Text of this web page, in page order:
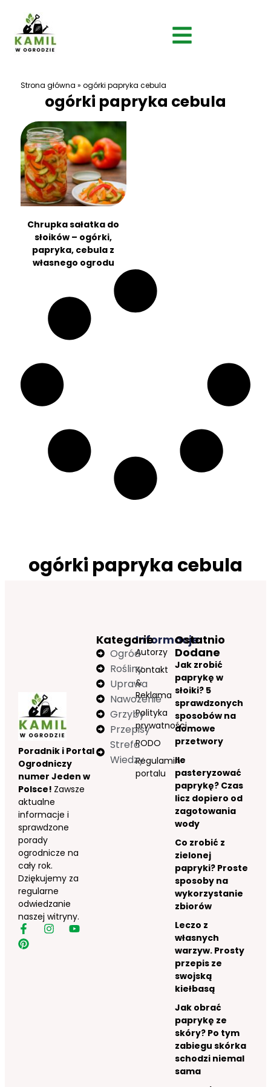
Strona główna » ogórki papryka cebula
ogórki papryka cebula
Chrupka sałatka do
słoików – ogórki,
papryka, cebula z
własnego ogrodu
ogórki papryka cebula
Poradnik i Portal
Ogrodniczy
numer Jeden w
Polsce! Zawsze
aktualne
informacje i
sprawdzone
porady
ogrodnicze na
cały rok.
Dziękujemy za
regularne
odwiedzanie
naszej witryny.
Informacje
Autorzy
Kontakt
&
Reklama
Polityka
prywatności
RODO
Regulamin
portalu
Kategorie
Ogród
Rośliny
Uprawa
Nawożenie
Grzyby
Przepisy
Strefa
Wiedzy
Ostatnio
Dodane
Jak zrobić
paprykę w
słoiki? 5
sprawdzonych
sposobów na
domowe
przetwory
Ile
pasteryzować
paprykę? Czas
licz dopiero od
zagotowania
wody
Co zrobić z
zielonej
papryki? Proste
sposoby na
wykorzystanie
zbiorów
Leczo z
własnych
warzyw. Prosty
przepis ze
swojską
kiełbasą
Jak obrać
paprykę ze
skóry? Po tym
zabiegu skórka
schodzi niemal
sama